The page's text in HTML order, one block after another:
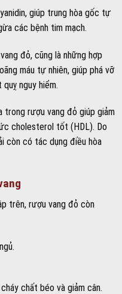
giúp trung hòa gốc tự
các bệnh tim mạch.
đỏ, cũng là những hợp
máu tự nhiên, giúp phá vỡ
nguy hiểm.
trong rượu vang đỏ giúp giảm
cholesterol tốt (HDL). Do
còn có tác dụng điều hòa
trên, rượu vang đỏ còn
chất béo và giảm cân.